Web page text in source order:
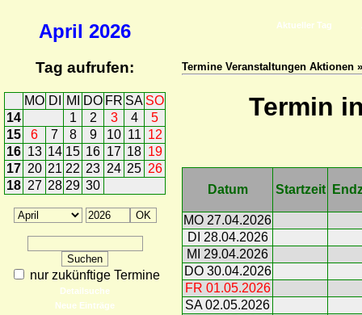
April 2026
Tag aufrufen:
MO DI MI DO FR SA SO
14
1 2 3 4
5
15
6 7 8 9 10 11 12
16 13 14 15 16 17 18 19
17 20 21 22 23 24 25 26
18 27 28 29 30
nur zukünftige Termine
Detailsuche
Neue Einträge
Aktueller Tag
Termine Veranstaltungen Aktionen
Termin
Datum Startzeit
MO 27.04.2026
DI 28.04.2026
MI 29.04.2026
DO 30.04.2026
FR 01.05.2026
SA 02.05.2026